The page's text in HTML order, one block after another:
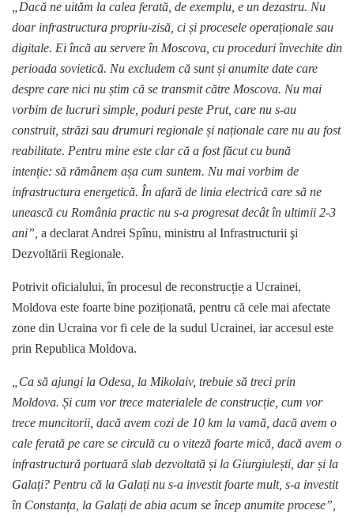
„Dacă ne uităm la calea ferată, de exemplu, e un dezastru. Nu
doar infrastructura propriu-zisă, ci și procesele operaționale sau
digitale. Ei încă au servere în Moscova, cu proceduri învechite din
perioada sovietică. Nu excludem că sunt și anumite date care
despre care nici nu știm că se transmit către Moscova. Nu mai
vorbim de lucruri simple, poduri peste Prut, care nu s-au
construit, străzi sau drumuri regionale și naționale care nu au fost
reabilitate. Pentru mine este clar că a fost făcut cu bună
intenție: să rămânem așa cum suntem. Nu mai vorbim de
infrastructura energetică. În afară de linia electrică care să ne
unească cu România practic nu s-a progresat decât în ultimii 2-3
ani”, a declarat Andrei Spînu, ministru al Infrastructurii şi
Dezvoltării Regionale.
Potrivit oficialului, în procesul de reconstrucție a Ucrainei,
Moldova este foarte bine poziționată, pentru că cele mai afectate
zone din Ucraina vor fi cele de la sudul Ucrainei, iar accesul este
prin Republica Moldova.
„Ca să ajungi la Odesa, la Mikolaiv, trebuie să treci prin
Moldova. Și cum vor trece materialele de construcție, cum vor
trece muncitorii, dacă avem cozi de 10 km la vamă, dacă avem o
cale ferată pe care se circulă cu o viteză foarte mică, dacă avem o
infrastructură portuară slab dezvoltată și la Giurgiulești, dar și la
Galați? Pentru că la Galați nu s-a investit foarte mult, s-a investit
în Constanța, la Galați de abia acum se încep anumite procese”,